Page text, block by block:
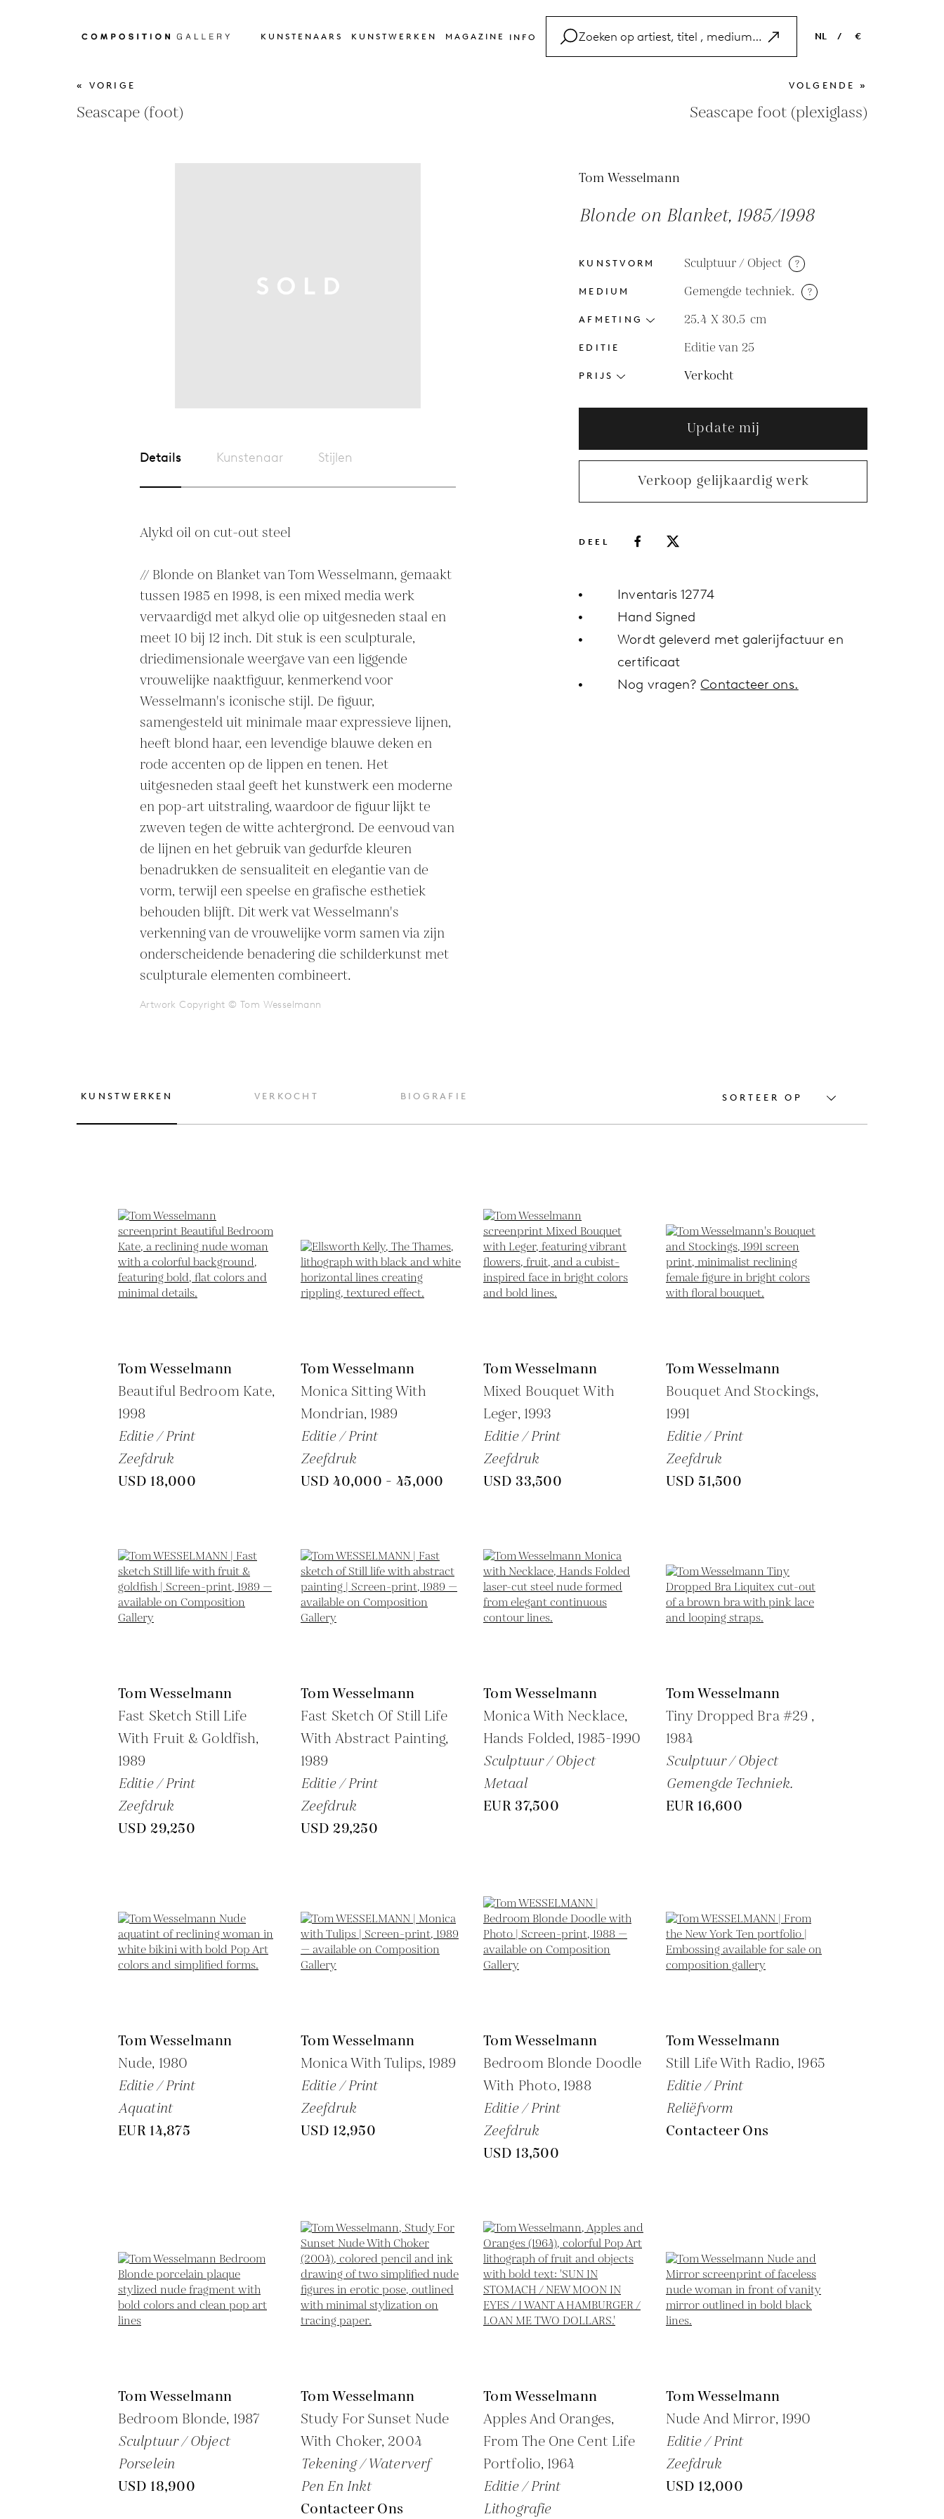
KUNSTENAARS KUNSTWERKEN MAGAZINE INFO NL
NL
ES
/ €
EUR
GBP
« VORIGE
Seascape (foot)
VOLGENDE »
Seascape foot (plexiglass)
Details Kunstenaar Stijlen
Alykd oil on cut-out steel
// Blonde on Blanket van Tom Wesselmann, gemaakt
tussen 1985 en 1998, is een mixed media werk
vervaardigd met alkyd olie op uitgesneden staal en
meet 10 bij 12 inch. Dit stuk is een sculpturale,
driedimensionale weergave van een liggende
vrouwelijke naaktfiguur, kenmerkend voor
Wesselmann's iconische stijl. De figuur,
samengesteld uit minimale maar expressieve lijnen,
heeft blond haar, een levendige blauwe deken en
rode accenten op de lippen en tenen. Het
uitgesneden staal geeft het kunstwerk een moderne
en pop-art uitstraling, waardoor de figuur lijkt te
zweven tegen de witte achtergrond. De eenvoud van
de lijnen en het gebruik van gedurfde kleuren
benadrukken de sensualiteit en elegantie van de
vorm, terwijl een speelse en grafische esthetiek
behouden blijft. Dit werk vat Wesselmann's
verkenning van de vrouwelijke vorm samen via zijn
onderscheidende benadering die schilderkunst met
sculpturale elementen combineert.
Artwork Copyright © Tom Wesselmann
Tom Wesselmann
Blonde on Blanket, 1985/1998
KUNSTVORM Sculptuur / Object ?
MEDIUM Gemengde techniek. ?
AFMETING 25.4 X 30.5 cm
EDITIE Editie van 25
PRIJS Verkocht
Update mij
Verkoop gelijkaardig werk
DEEL
Inventaris 12774
Hand Signed
Wordt geleverd met galerijfactuur en
certificaat
Nog vragen? Contacteer ons.
KUNSTWERKEN VERKOCHT BIOGRAFIE SORTEER OP
Tom Wesselmann
Beautiful Bedroom Kate,
1998
Editie / Print
Zeefdruk
USD 18,000
Tom Wesselmann
Monica Sitting With
Mondrian, 1989
Editie / Print
Zeefdruk
USD 40,000 - 45,000
Tom Wesselmann
Mixed Bouquet With
Leger, 1993
Editie / Print
Zeefdruk
USD 33,500
Tom Wesselmann
Bouquet And Stockings,
1991
Editie / Print
Zeefdruk
USD 51,500
Tom Wesselmann
Fast Sketch Still Life
With Fruit & Goldfish,
1989
Editie / Print
Zeefdruk
USD 29,250
Tom Wesselmann
Fast Sketch Of Still Life
With Abstract Painting,
1989
Editie / Print
Zeefdruk
USD 29,250
Tom Wesselmann
Monica With Necklace,
Hands Folded, 1985-1990
Sculptuur / Object
Metaal
EUR 37,500
Tom Wesselmann
Tiny Dropped Bra #29 ,
1984
Sculptuur / Object
Gemengde Techniek.
EUR 16,600
Tom Wesselmann
Nude, 1980
Editie / Print
Aquatint
EUR 14,875
Tom Wesselmann
Monica With Tulips, 1989
Editie / Print
Zeefdruk
USD 12,950
Tom Wesselmann
Bedroom Blonde Doodle
With Photo, 1988
Editie / Print
Zeefdruk
USD 13,500
Tom Wesselmann
Still Life With Radio, 1965
Editie / Print
Reliëfvorm
Contacteer Ons
Tom Wesselmann
Bedroom Blonde, 1987
Sculptuur / Object
Porselein
USD 18,900
Tom Wesselmann
Study For Sunset Nude
With Choker, 2004
Tekening / Waterverf
Pen En Inkt
Contacteer Ons
Tom Wesselmann
Apples And Oranges,
From The One Cent Life
Portfolio, 1964
Editie / Print
Lithografie
Tom Wesselmann
Nude And Mirror, 1990
Editie / Print
Zeefdruk
USD 12,000